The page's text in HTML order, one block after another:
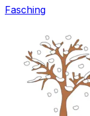
Fasching